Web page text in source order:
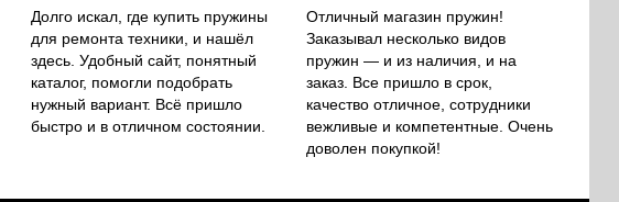
Долго искал, где купить пружины
для ремонта техники, и нашёл
здесь. Удобный сайт, понятный
каталог, помогли подобрать
нужный вариант. Всё пришло
быстро и в отличном состоянии.
Отличный магазин пружин!
Заказывал несколько видов
пружин — и из наличия, и на
заказ. Все пришло в срок,
качество отличное, сотрудники
вежливые и компетентные. Очень
доволен покупкой!